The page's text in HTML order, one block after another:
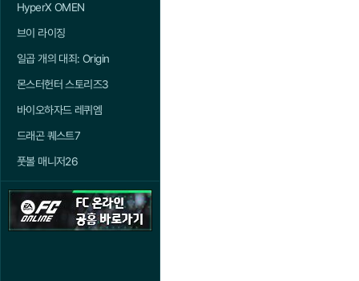
HyperX OMEN
브이 라이징
일곱 개의 대죄: Origin
몬스터헌터 스토리즈3
바이오하자드 레퀴엠
드래곤 퀘스트7
풋볼 매니저26